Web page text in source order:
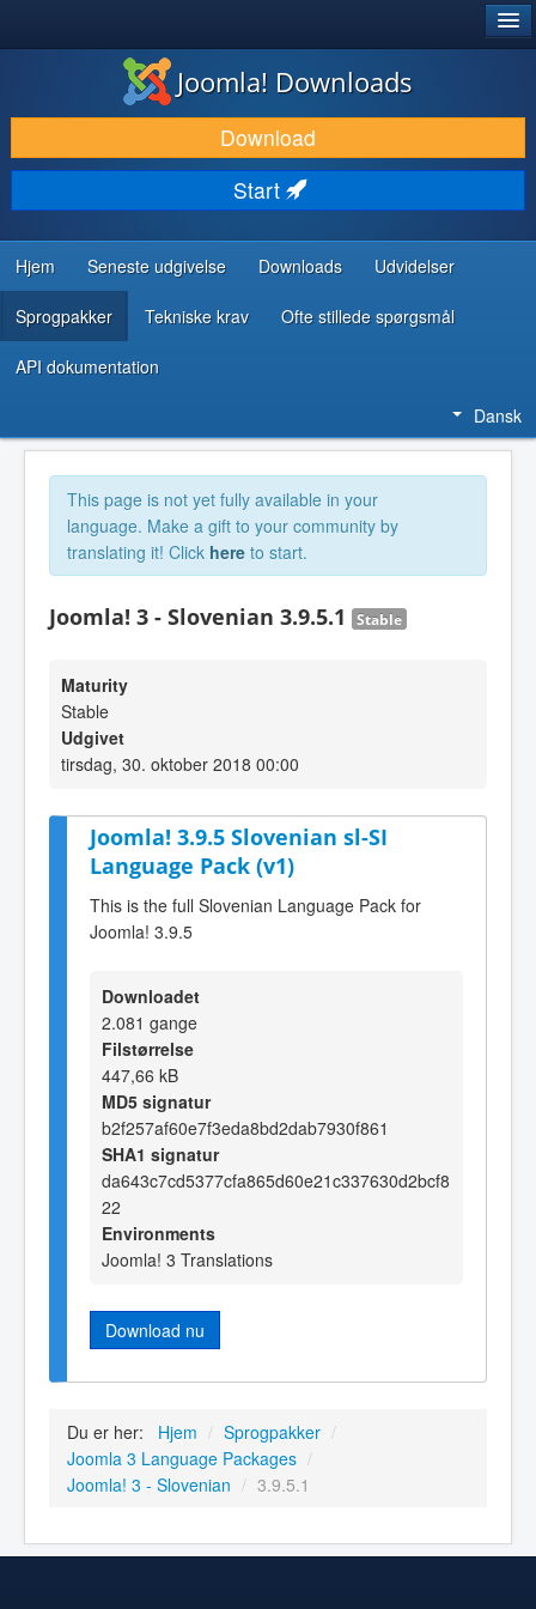
DOWNLOAD & UDVID
OPDAG & LÆR
FÆLLESSKABET & SUPPORT
UDVIKLERRESSOURCER
Joomla! Downloads
Download
Start
Hjem Seneste udgivelse Downloads Udvidelser
Sprogpakker Tekniske krav Ofte stillede spørgsmål
API dokumentation
Dansk
This page is not yet fully available in your
language. Make a gift to your community by
translating it! Click here to start.
Joomla! 3 - Slovenian 3.9.5.1 Stable
Maturity
Stable
Udgivet
tirsdag, 30. oktober 2018 00:00
Joomla! 3.9.5 Slovenian sl-SI
Language Pack (v1)
This is the full Slovenian Language Pack for
Joomla! 3.9.5
Downloadet
2.081 gange
Filstørrelse
447,66 kB
MD5 signatur
b2f257af60e7f3eda8bd2dab7930f861
SHA1 signatur
da643c7cd5377cfa865d60e21c337630d2bcf8
22
Environments
Joomla! 3 Translations
Download nu
Du er her: Hjem / Sprogpakker /
Joomla 3 Language Packages /
Joomla! 3 - Slovenian / 3.9.5.1